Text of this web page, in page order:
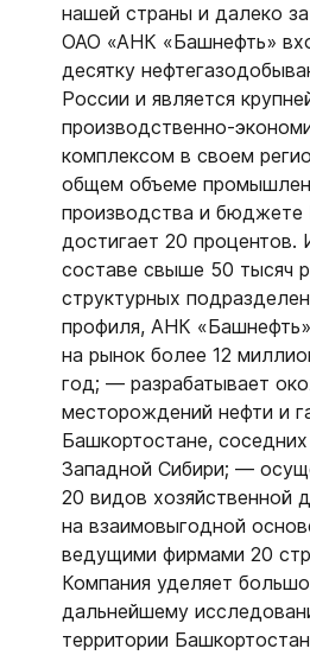
нашей страны и далеко
ОАО «АНК «Башнефть»
десятку
России и является
производственно-
комплексом в своем
общем объеме
производства и бюджете
достигает 20 процентов.
составе свыше 50 тысяч
структурных
профиля, АНК
на рынок более 12
год; — разрабатывает
месторождений нефти и
Башкортостане,
Западной Сибири; —
20 видов хозяйственной
на взаимовыгодной
ведущими фирмами 20
Компания уделяет
дальнейшему
территории